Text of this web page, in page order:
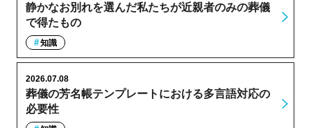
静かなお別れを選んだ私たちが近親者のみの葬儀
で得たもの
知識
葬儀の芳名帳テンプレートにおける多言語対応の
必要性
2026.07.08